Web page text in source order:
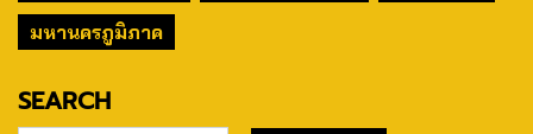
มหานครภูมิภาค
SEARCH